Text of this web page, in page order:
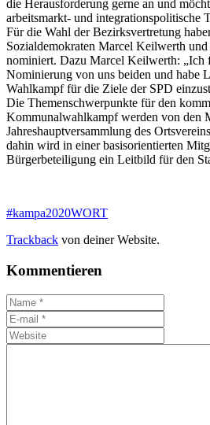
die Herausforderung gerne an und
arbeitsmarkt- und integrationspolitische
Für die Wahl der Bezirksvertretung
Sozialdemokraten Marcel Keilwerth
nominiert. Dazu Marcel Keilwerth: „Ich
Nominierung von uns beiden und habe
Wahlkampf für die Ziele der SPD
Die Themenschwerpunkte für den
Kommunalwahlkampf werden von den
Jahreshauptversammlung des
dahin wird in einer basisorientierten
Bürgerbeteiligung ein Leitbild für den
#kampa2020WORT
Trackback von deiner Website.
Kommentieren